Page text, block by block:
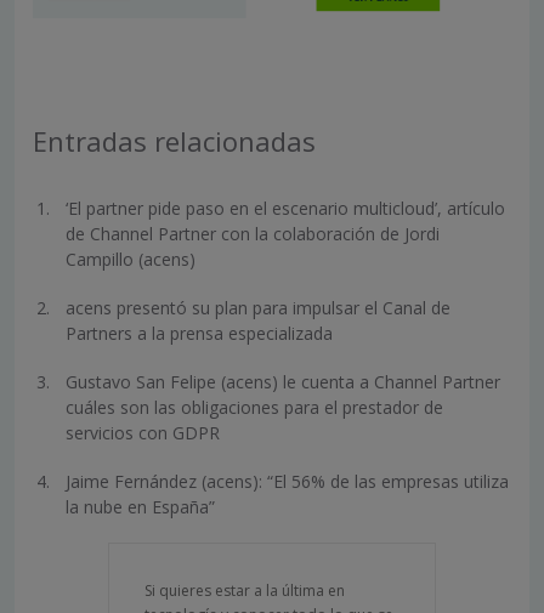
Entradas relacionadas
‘El partner pide paso en el escenario multicloud’, artículo
de Channel Partner con la colaboración de Jordi
Campillo (acens)
acens presentó su plan para impulsar el Canal de
Partners a la prensa especializada
Gustavo San Felipe (acens) le cuenta a Channel Partner
cuáles son las obligaciones para el prestador de
servicios con GDPR
Jaime Fernández (acens): “El 56% de las empresas utiliza
la nube en España”
Si quieres estar a la última en